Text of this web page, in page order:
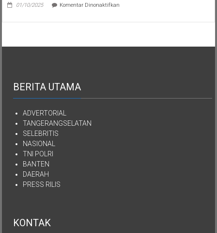
01/10/2025 Komentar Dinonaktifkan
BERITA UTAMA
ADVERTORIAL
TANGERANGSELATAN
SELEBRITIS
NASIONAL
TNI POLRI
BANTEN
DAERAH
PRESS RILIS
KONTAK